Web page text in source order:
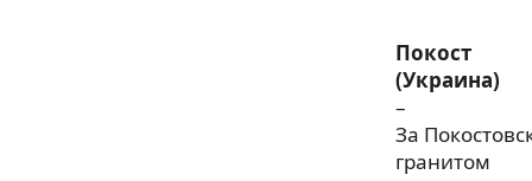
Покост
(Украина)
–
За
гранитом